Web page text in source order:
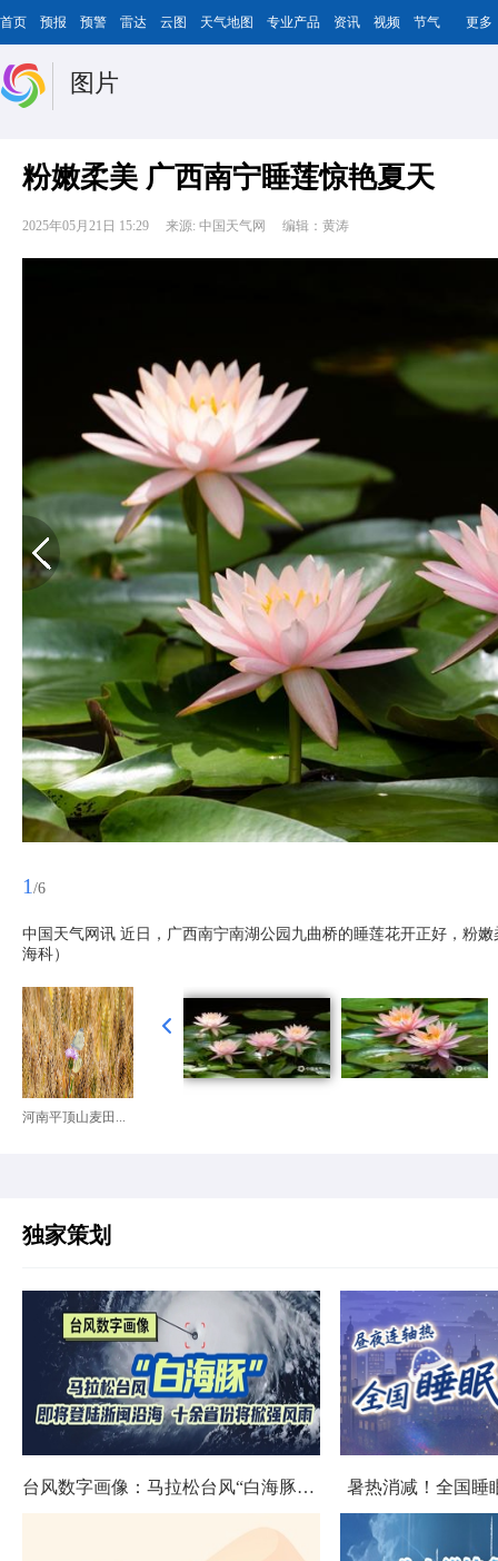
首页 预报 预警 雷达 云图 天气地图 专业产品 资讯 视频 节气 更多
图片
粉嫩柔美 广西南宁睡莲惊艳夏天
2025年05月21日 15:29 来源: 中国天气网 编辑：黄涛
1 /6
中国天气网讯 近日，广西南宁南湖公园九曲桥的睡莲花开正好，粉
海科）
河南平顶山麦田...
独家策划
台风数字画像：马拉松台风“白海豚”将影响十余省份 暑热消减！全国睡